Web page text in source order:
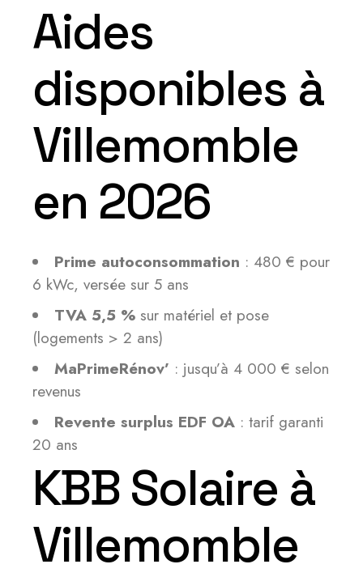
Aides
disponibles à
Villemomble
en 2026
Prime autoconsommation : 480 € pour
6 kWc, versée sur 5 ans
TVA 5,5 % sur matériel et pose
(logements > 2 ans)
MaPrimeRénov’ : jusqu’à 4 000 € selon
revenus
Revente surplus EDF OA : tarif garanti
20 ans
KBB Solaire à
Villemomble